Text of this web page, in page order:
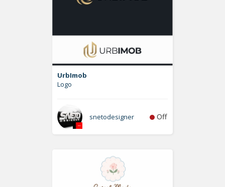
UrbImob
Logo
snetodesigner Off